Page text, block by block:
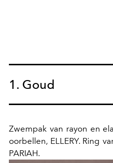
1. Goud
Zwempak van rayon en
oorbellen, ELLERY. Ring
PARIAH.